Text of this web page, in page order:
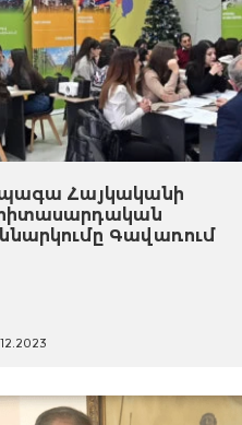
Հայկականի
Գավառում